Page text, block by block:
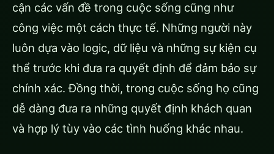
cận các vấn đề trong cuộc sống cũng như
công việc một cách thực tế. Những người này
luôn dựa vào logic, dữ liệu và những sự kiện cụ
thể trước khi đưa ra quyết định để đảm bảo sự
chính xác. Đồng thời, trong cuộc sống họ cũng
dễ dàng đưa ra những quyết định khách quan
và hợp lý tùy vào các tình huống khác nhau.